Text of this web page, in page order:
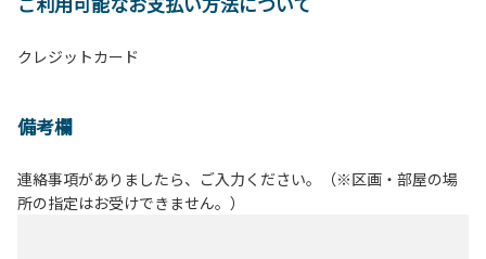
クレジットカード
備考欄
連絡事項がありましたら、ご入力ください。（※区画・部屋の場
所の指定はお受けできません。）